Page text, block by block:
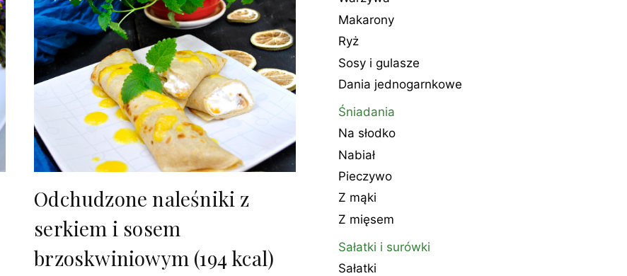
Odchudzone naleśniki z
serkiem i sosem
brzoskwiniowym (194 kcal)
Makarony
Ryż
Sosy i gulasze
Dania jednogarnkowe
Śniadania
Na słodko
Nabiał
Pieczywo
Z mąki
Z mięsem
Sałatki i surówki
Sałatki